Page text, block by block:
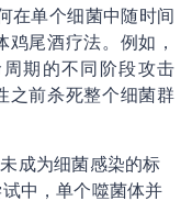
在单个细菌中随时间
尾酒疗法。例如，
期的不同阶段攻击
之前杀死整个细菌群
成为细菌感染的标
中，单个噬菌体并